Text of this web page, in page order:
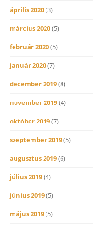
április 2020(3)
március 2020(5)
február 2020(5)
január 2020(7)
december 2019(8)
november 2019(4)
október 2019(7)
szeptember 2019(5)
augusztus 2019(6)
július 2019(4)
június 2019(5)
május 2019(5)